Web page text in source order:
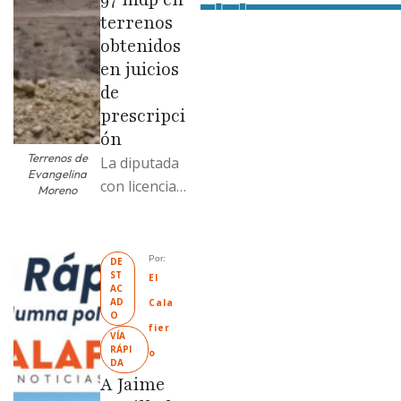
Terrenos de
Evangelina
Moreno
terrenos
obtenidos
en juicios
de
prescripci
ón
La diputada
con licencia
antecedente
s de
prescripción
positiva; uno
fue
revendido
329% por
DE
ST
AC
AD
O
VÍA
RÁPI
DA
Por:
El
Cala
fier
o
A Jaime